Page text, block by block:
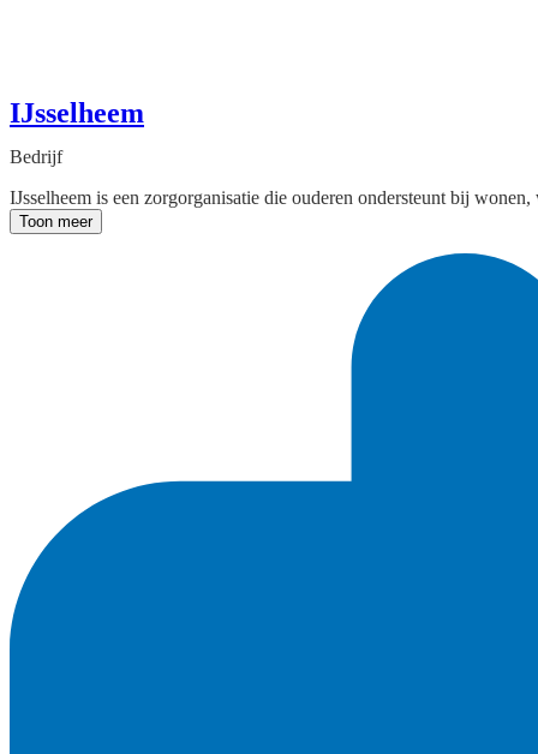
IJsselheem
Bedrijf
IJsselheem is een zorgorganisatie die ouderen ondersteunt bij
Toon meer